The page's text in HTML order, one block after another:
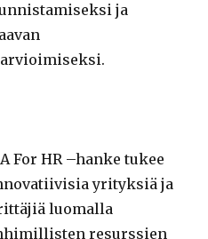
ja
For HR –hanke tukee
yrityksiä ja
luomalla
resurssien